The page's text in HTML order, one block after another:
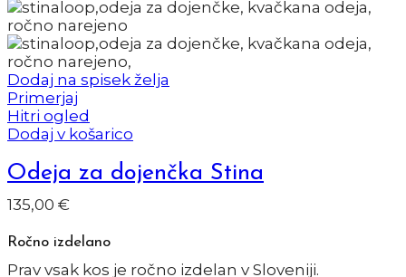
Dodaj na spisek želja
Primerjaj
Hitri ogled
Dodaj v košarico
Odeja za dojenčka Stina
135,00 €
Ročno izdelano
Prav vsak kos je ročno izdelan v Sloveniji.